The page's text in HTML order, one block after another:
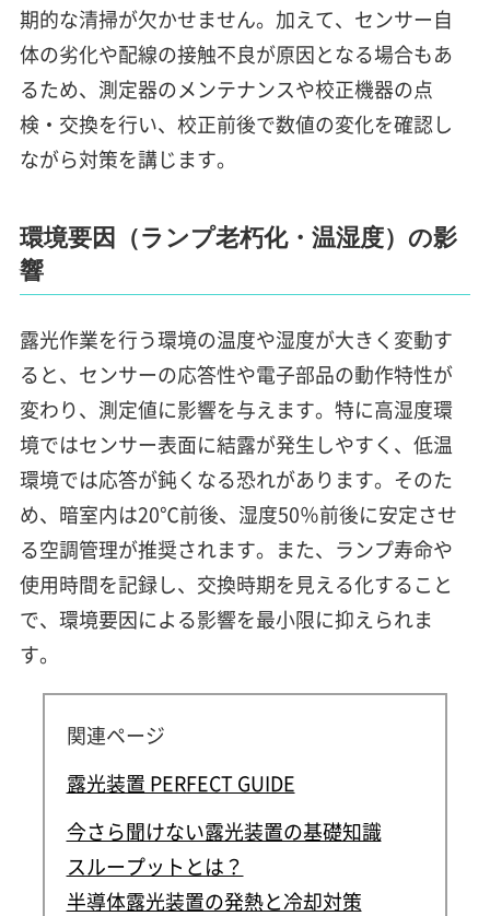
期的な清掃が欠かせません。加えて、センサー自
体の劣化や配線の接触不良が原因となる場合もあ
るため、測定器のメンテナンスや校正機器の点
検・交換を行い、校正前後で数値の変化を確認し
ながら対策を講じます。
環境要因（ランプ老朽化・温湿度）の影
響
露光作業を行う環境の温度や湿度が大きく変動す
ると、センサーの応答性や電子部品の動作特性が
変わり、測定値に影響を与えます。特に高湿度環
境ではセンサー表面に結露が発生しやすく、低温
環境では応答が鈍くなる恐れがあります。そのた
め、暗室内は20℃前後、湿度50％前後に安定させ
る空調管理が推奨されます。また、ランプ寿命や
使用時間を記録し、交換時期を見える化すること
で、環境要因による影響を最小限に抑えられま
す。
関連ページ
露光装置 PERFECT GUIDE
今さら聞けない露光装置の基礎知識
スループットとは？
半導体露光装置の発熱と冷却対策